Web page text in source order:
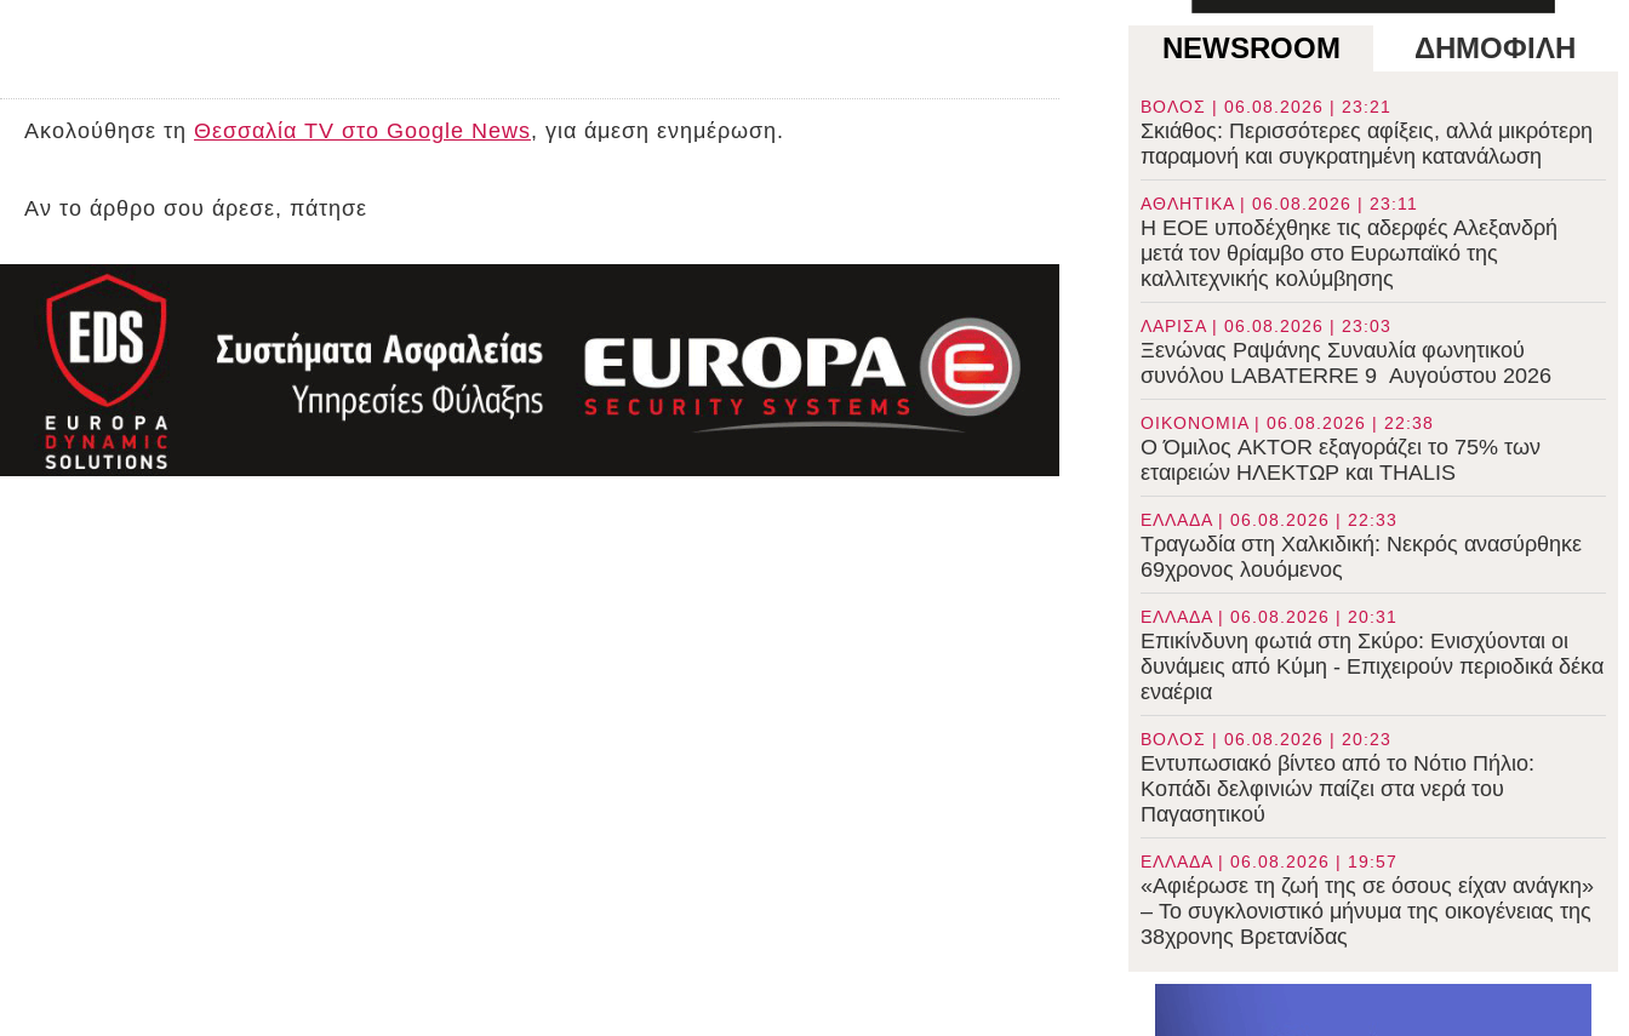
Ακολούθησε τη Θεσσαλία TV στο Google News, για άμεση ενημέρωση.
Αν το άρθρο σου άρεσε, πάτησε
NEWSROOM ΔΗΜΟΦΙΛΗ
ΒΟΛΟΣ | 06.08.2026 | 23:21
Σκιάθος: Περισσότερες αφίξεις, αλλά μικρότερη
παραμονή και συγκρατημένη κατανάλωση
ΑΘΛΗΤΙΚΑ | 06.08.2026 | 23:11
Η ΕΟΕ υποδέχθηκε τις αδερφές Αλεξανδρή
μετά τον θρίαμβο στο Ευρωπαϊκό της
καλλιτεχνικής κολύμβησης
ΛΑΡΙΣΑ | 06.08.2026 | 23:03
Ξενώνας Ραψάνης Συναυλία φωνητικού
συνόλου LABATERRE 9 Αυγούστου 2026
ΟΙΚΟΝΟΜΙΑ | 06.08.2026 | 22:38
Ο Όμιλος AKTOR εξαγοράζει το 75% των
εταιρειών ΗΛΕΚΤΩΡ και THALIS
ΕΛΛΑΔΑ | 06.08.2026 | 22:33
Τραγωδία στη Χαλκιδική: Νεκρός ανασύρθηκε
69χρονος λουόμενος
ΕΛΛΑΔΑ | 06.08.2026 | 20:31
Επικίνδυνη φωτιά στη Σκύρο: Ενισχύονται οι
δυνάμεις από Κύμη - Επιχειρούν περιοδικά δέκα
εναέρια
ΒΟΛΟΣ | 06.08.2026 | 20:23
Εντυπωσιακό βίντεο από το Νότιο Πήλιο:
Κοπάδι δελφινιών παίζει στα νερά του
Παγασητικού
ΕΛΛΑΔΑ | 06.08.2026 | 19:57
«Αφιέρωσε τη ζωή της σε όσους είχαν ανάγκη»
– Το συγκλονιστικό μήνυμα της οικογένειας της
38χρονης Βρετανίδας